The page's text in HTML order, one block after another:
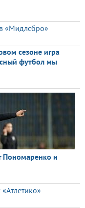
«Мидлсбро»
сезоне игра
футбол мы
Пономаренко и